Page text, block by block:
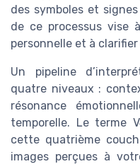
des symboles et
de ce processus vise
personnelle et à
Un pipeline
quatre niveaux :
résonance
temporelle. Le terme
cette quatrième
images perçues à